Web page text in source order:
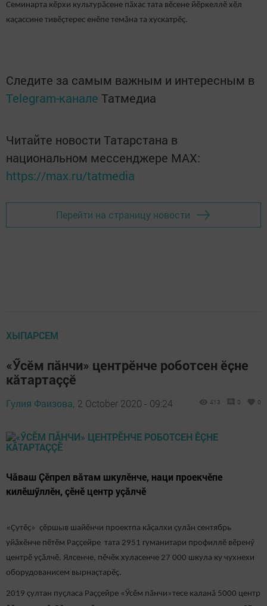
Семинарта кӗрхи культурӑсене пӑхас тата вӗсене йӗркеллӗ хӗл
каҫассине тивӗҫтерес енӗпе темăна та хускатрӗç.
Следите за самым важным и интересным в
Telegram-канале Татмедиа
Читайте новости Татарстана в
национальном мессенджере MАХ:
https://max.ru/tatmedia
Перейти на страницу новости
ХЫПАРСЕМ
«Ӳсӗм пӑнчи» центрӗнче роботсен ӗҫне
кӑтартаççӗ
Гулия Фаизова, 2 October 2020 - 09:24 413 0 0
Чăваш Ҫӗпрел вӑтам шкулӗнче, наци проекчӗпе
килӗшӳллӗн, çӗнӗ центр уçăлчӗ
«Çутӗç» çӗршыв шайӗнчи проектпа кăçалхи çулăн сентябрь
уйăхӗнче пӗтӗм Раҫҫейре тата 2951 гуманитари профиллӗ вӗренӳ
центрӗ уҫӑлчӗ. Ялсенче, пӗчӗк хуласенче 27 000 шкула ку чухнехи
оборудованисем вырнаçтарӗç.
2019 ҫултан пуҫласа Раҫҫейре «Ӳсӗм пӑнчи»тесе каланă 5000 центр